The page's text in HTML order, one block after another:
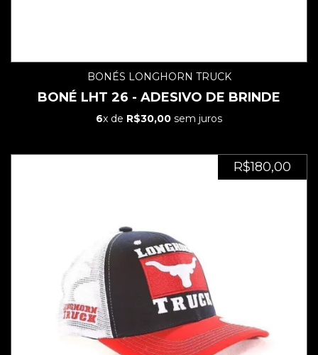
BONÉS LONGHORN TRUCK
BONÉ LHT 26 - ADESIVO DE BRINDE
6x de R$30,00 sem juros
R$180,00